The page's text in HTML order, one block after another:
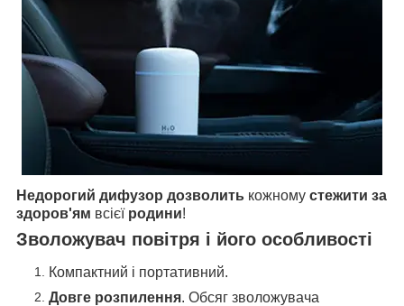
Недорогий дифузор дозволить кожному стежити за
здоров'ям всієїродини!
Зволожувач повітря і його особливості
Компактний і портативний.
Довге розпилення. Обсяг зволожувача